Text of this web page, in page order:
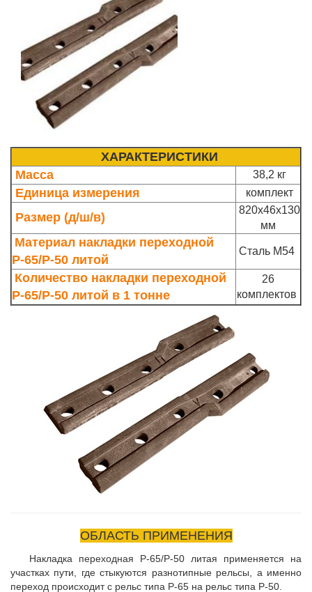
ХАРАКТЕРИСТИКИ
Масса
38,2 кг
Единица измерения комплект
Размер (д/ш/в)
820х46х130
мм
Материал накладки переходной
Р-65/Р-50 литой
Сталь М54
Количество накладки переходной
Р-65/Р-50 литой в 1 тонне
26
комплектов
ОБЛАСТЬ ПРИМЕНЕНИЯ
Накладка переходная Р-65/Р-50 литая применяется на
участках пути, где стыкуются разнотипные рельсы, а именно
переход происходит с рельс типа Р-65 на рельс типа Р-50.